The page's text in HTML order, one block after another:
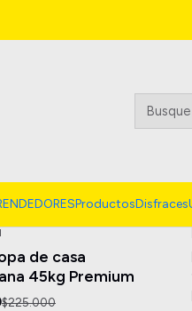
ProductosDisfraces
de casa
45kg Premium
$225.000